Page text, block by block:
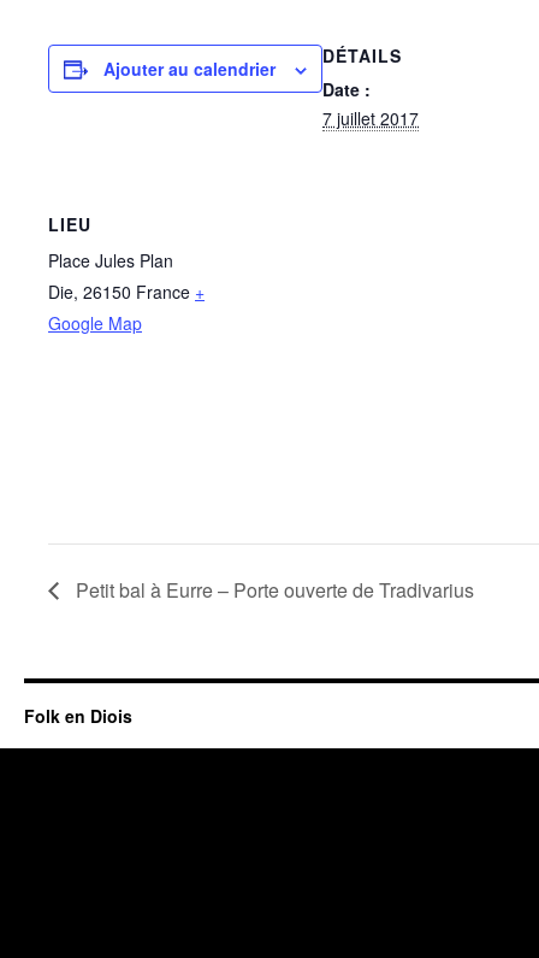
Ajouter au calendrier
DÉTAILS
Date :
7 juillet 2017
LIEU
Place Jules Plan
Die, 26150 France +
Google Map
Petit bal à Eurre – Porte ouverte de Tradivarius
Folk en Diois